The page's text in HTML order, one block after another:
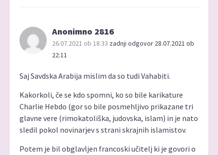
Anonimno 2816
26.07.2021 ob 18:33 zadnji odgovor 28.07.2021 ob
22:11
Saj Savdska Arabija mislim da so tudi Vahabiti.
Kakorkoli, če se kdo spomni, ko so bile karikature
Charlie Hebdo (gor so bile posmehljivo prikazane tri
glavne vere (rimokatoliška, judovska, islam) in je nato
sledil pokol novinarjev s strani skrajnih islamistov.
Potem je bil obglavljen francoski učitelj ki je govori o